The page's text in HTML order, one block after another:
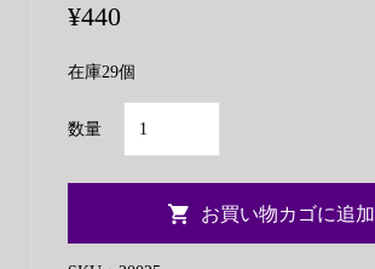
¥440
在庫29個
数量
マ
コ
お買い物カゴに追加